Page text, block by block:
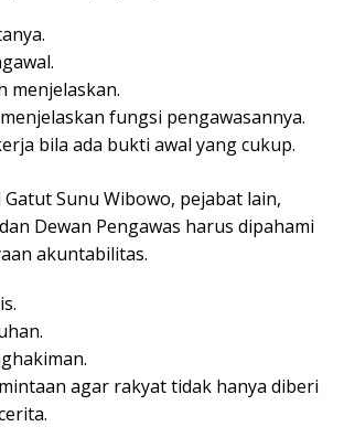
menjelaskan.
fungsi pengawasannya.
bila ada bukti awal yang cukup.
Sunu Wibowo, pejabat lain,
Dewan Pengawas harus dipahami
akuntabilitas.
agar rakyat tidak hanya diberi